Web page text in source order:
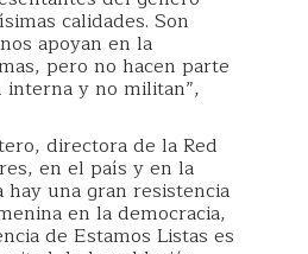
calidades. Son
apoyan en la
pero no hacen parte
interna y no militan”,
directora de la Red
en el país y en la
hay una gran resistencia
en la democracia,
de Estamos Listas es